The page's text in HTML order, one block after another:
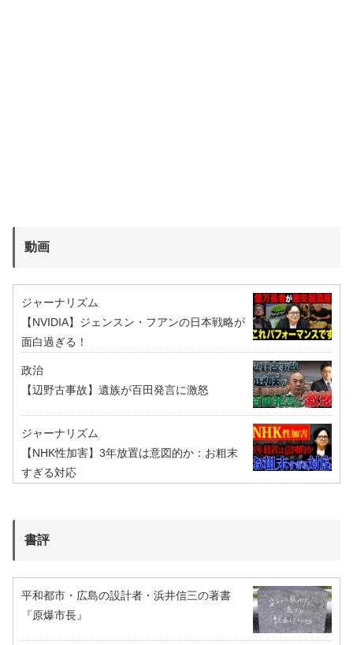
動画
ジャーナリズム
【NVIDIA】ジェンスン・フアンの日本戦略が
面白過ぎる！
政治
【辺野古事故】遺族が百田発言に激怒
ジャーナリズム
【NHK性加害】3年放置は意図的か：お粗末
すぎる対応
書評
平和都市・広島の設計者・浜井信三の著書
『原爆市長』